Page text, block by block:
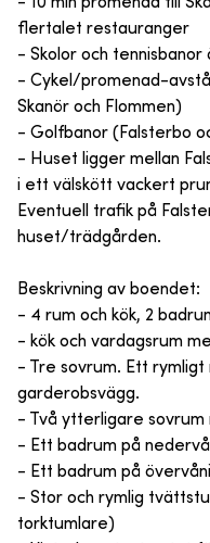
flertalet restauranger
- Skolor och
- Cykel/promenad-
Skanör och Flommen)
- Golfbanor (Falsterbo
- Huset ligger mellan
i ett välskött vackert
Eventuell trafik på
huset/trädgården.
Beskrivning av boendet:
- 4 rum och kök, 2
- kök och vardagsrum
- Tre sovrum. Ett rymligt
garderobsvägg.
- Två ytterligare sovrum
- Ett badrum på
- Ett badrum på
- Stor och rymlig
torktumlare)